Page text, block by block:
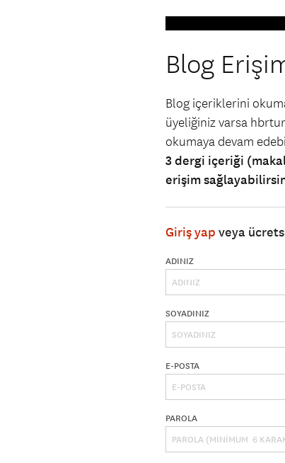
Blog
Blog içeriklerini
üyeliğiniz varsa
okumaya devam
3 dergi içeriği
erişim
Giriş yap veya
ADINIZ
SOYADINIZ
E-POSTA
PAROLA